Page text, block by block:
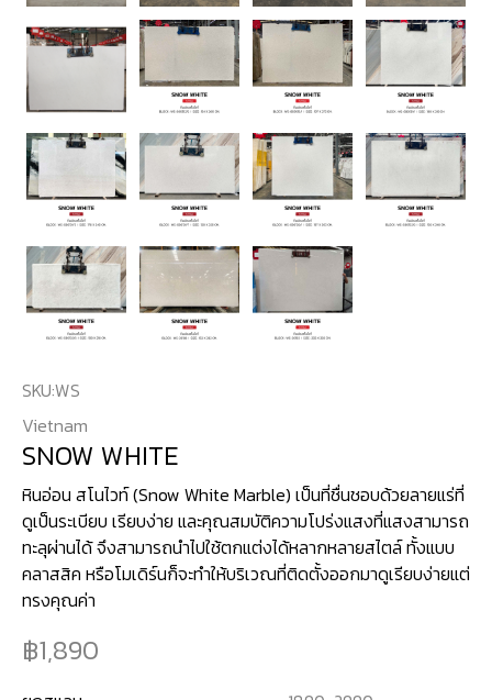
SKU:WS
Vietnam
SNOW WHITE
หินอ่อน สโนไวท์ (Snow White Marble) เป็นที่ชื่นชอบด้วยลายแร่ที่
ดูเป็นระเบียบ เรียบง่าย และคุณสมบัติความโปร่งแสงที่แสงสามารถ
ทะลุผ่านได้ จึงสามารถนำไปใช้ตกแต่งได้หลากหลายสไตล์ ทั้งแบบ
คลาสสิค หรือโมเดิร์นก็จะทำให้บริเวณที่ติดตั้งออกมาดูเรียบง่ายแต่
ทรงคุณค่า
1,890